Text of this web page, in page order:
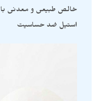
خالص طبیعی و معدنی با
استیل ضد حساسیت